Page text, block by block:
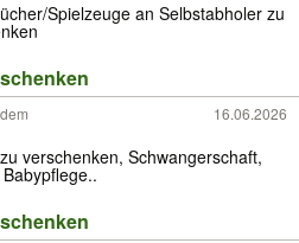
Spielzeuge an Selbstabholer zu
16.06.2026
verschenken, Schwangerschaft,